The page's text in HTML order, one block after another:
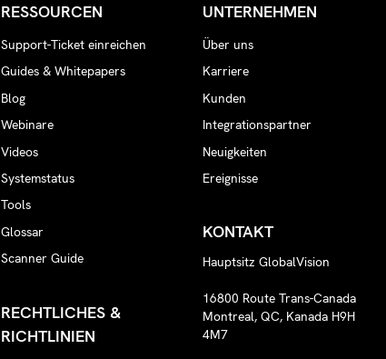
RESSOURCEN
Support-Ticket einreichen
Guides & Whitepapers
Blog
Webinare
Videos
Systemstatus
Tools
Glossar
Scanner Guide
RECHTLICHES &
RICHTLINIEN
UNTERNEHMEN
Über uns
Karriere
Kunden
Integrationspartner
Neuigkeiten
Ereignisse
KONTAKT
Hauptsitz GlobalVision
16800 Route Trans-Canada
Montreal, QC, Kanada H9H
4M7